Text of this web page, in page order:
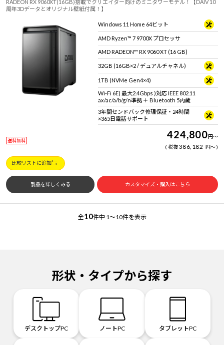
RADEON RX 9060XT(16GB)搭載でクリエイター向けのミニタワーモデル！【DAIV 10
周年3Dデータとオリジナル壁紙付属！】
Windows 11 Home 64ビット
AMD Ryzen™ 7 9700X プロセッサ
AMD RADEON™ RX 9060 XT (16 GB)
32GB (16GB×2 / デュアルチャネル)
1TB (NVMe Gen4×4)
Wi-Fi 6E( 最大2.4Gbps )対応 IEEE 802.11
ax/ac/a/b/g/n準拠 ＋ Bluetooth 5内蔵
3年間センドバック修理保証・24時間
×365日電話サポート
送料無料 424,800円～
税抜386,182 円～
比較リストに追加
製品を詳しくみる カスタマイズ・購入はこちら
全10件中 1～10件を表示
形状・タイプから探す
デスクトップPC ノートPC タブレットPC